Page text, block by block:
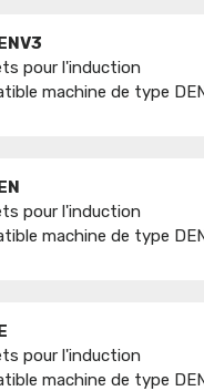
pour l'induction
machine de type
pour l'induction
machine de type
pour l'induction
machine de type